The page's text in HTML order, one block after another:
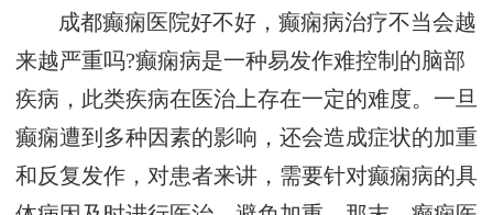
成都癫痫医院好不好，癫痫病治疗不当会越
来越严重吗?癫痫病是一种易发作难控制的脑部
疾病，此类疾病在医治上存在一定的难度。一旦
癫痫遭到多种因素的影响，还会造成症状的加重
和反复发作，对患者来讲，需要针对癫痫病的具